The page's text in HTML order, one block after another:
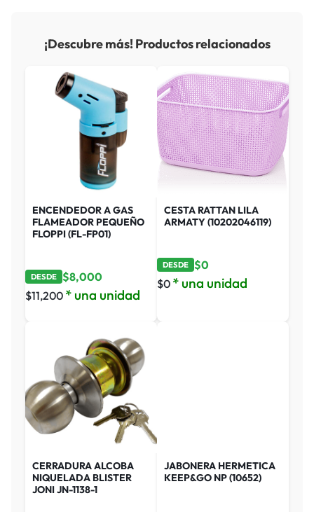
¡Descubre más! Productos relacionados
ENCENDEDOR A GAS
FLAMEADOR PEQUEÑO
FLOPPI (FL-FP01)
DESDE $8,000
$11,200 * una unidad
CESTA RATTAN LILA
ARMATY (10202046119)
DESDE $0
$0 * una unidad
CERRADURA ALCOBA
NIQUELADA BLISTER
JONI JN-1138-1
JABONERA HERMETICA
KEEP&GO NP (10652)